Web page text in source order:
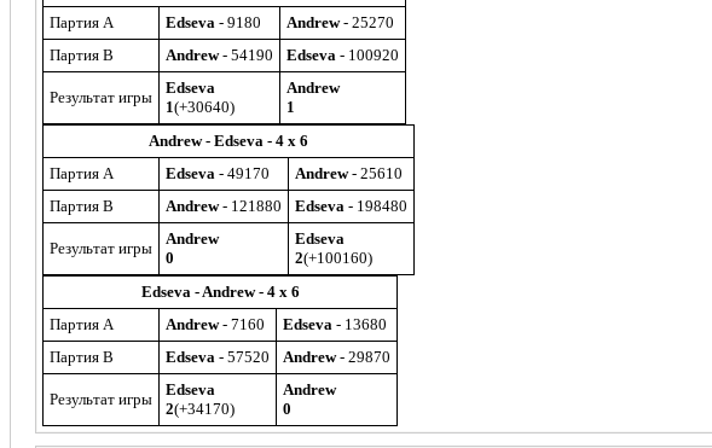
Партия A
Edseva - 9180 Andrew- 25270
Партия B
Andrew- 54190 Edseva - 100920
Результат игры
Edseva
1(+30640)
Andrew
1
Andrew - Edseva - 4 x 6
Партия A
Edseva - 49170 Andrew- 25610
Партия B
Andrew- 121880 Edseva - 198480
Результат игры
Andrew
0
Edseva
2(+100160)
Edseva - Andrew - 4 x 6
Партия A
Andrew- 7160 Edseva - 13680
Партия B
Edseva - 57520 Andrew- 29870
Результат игры
Edseva
2(+34170)
Andrew
0